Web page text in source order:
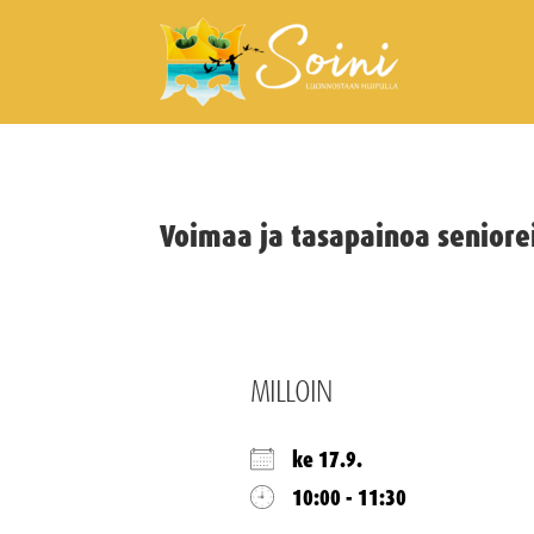
Voimaa ja tasapainoa
MILLOIN
ke 17.9.
10:00 - 11:30